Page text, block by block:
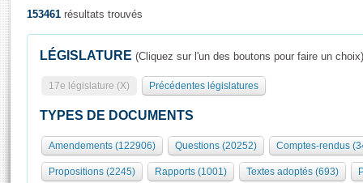
Présidence
577 députés
Groupes politiques
Séance publique
Commissions et autres organes
Europe et International
Rôle et pouvoirs de l'Assemblée
Organisation de l'Assemblée
Présidence Conférence des Présidents Bureau Collège des
Visiter l'Assemblée
Visite virtuelle du palais Bourbon
Assister à une séance
153461 résultats trouvés
LÉGISLATURE (Cliquez sur l'un des boutons pour faire un choix)
17e législature (X) Précédentes législatures
TYPES DE DOCUMENTS
Amendements (122906) Questions (20252) Comptes-rendus
Propositions (2245) Rapports (1001) Textes adoptés (693)